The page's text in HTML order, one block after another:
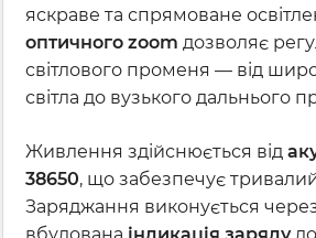
яскраве та спрямоване
оптичного zoom дозволяє
світлового променя — від
світла до вузького дальнього
Живлення здійснюється від
38650, що забезпечує
Заряджання виконується